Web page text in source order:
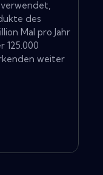
des
Mal pro Jahr
125.000
weiter